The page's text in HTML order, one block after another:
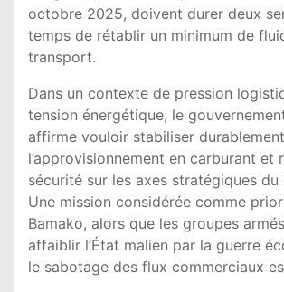
octobre 2025, doivent durer deux
temps de rétablir un minimum de
transport.
Dans un contexte de pression
tension énergétique, le
affirme vouloir stabiliser durablement
l’approvisionnement en carburant et
sécurité sur les axes stratégiques du
Une mission considérée comme
Bamako, alors que les groupes
affaiblir l’État malien par la guerre
le sabotage des flux commerciaux